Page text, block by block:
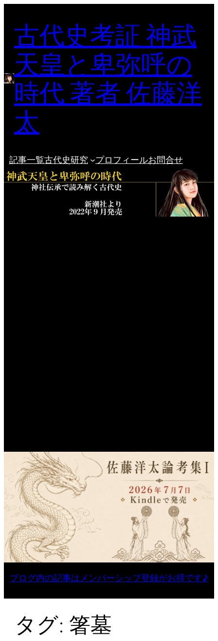
ッ
古代史考証 神武
天皇と卑弥呼の
時代 著者 佐藤洋
太
記事一覧古代史研究 プロフィールお問合せ
ブログ内の記事はメンバーシップ登録がお得です♪
タグ: 箸墓